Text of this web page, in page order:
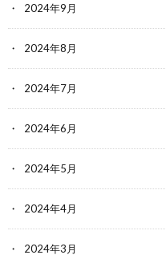
2024年9月
2024年8月
2024年7月
2024年6月
2024年5月
2024年4月
2024年3月